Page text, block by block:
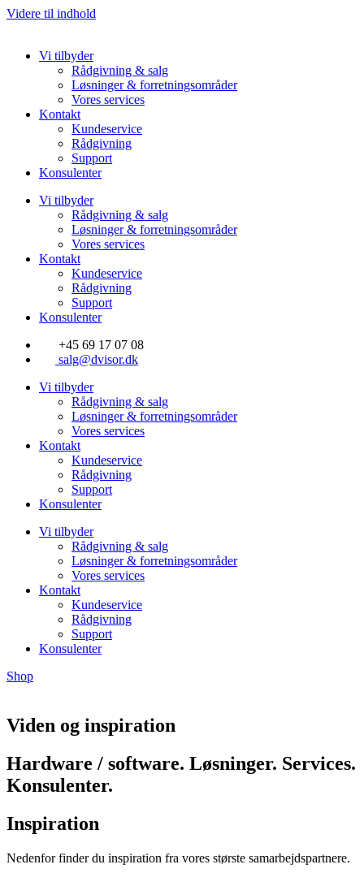
Videre til indhold
Vi tilbyder
Rådgivning & salg
Løsninger & forretningsområder
Vores services
Kontakt
Kundeservice
Rådgivning
Support
Konsulenter
Vi tilbyder
Rådgivning & salg
Løsninger & forretningsområder
Vores services
Kontakt
Kundeservice
Rådgivning
Support
Konsulenter
+45 69 17 07 08
salg@dvisor.dk
Vi tilbyder
Rådgivning & salg
Løsninger & forretningsområder
Vores services
Kontakt
Kundeservice
Rådgivning
Support
Konsulenter
Vi tilbyder
Rådgivning & salg
Løsninger & forretningsområder
Vores services
Kontakt
Kundeservice
Rådgivning
Support
Konsulenter
Shop
Viden og inspiration
Hardware / software. Løsninger. Services.
Konsulenter.
Inspiration
Nedenfor finder du inspiration fra vores største samarbejdspartnere.